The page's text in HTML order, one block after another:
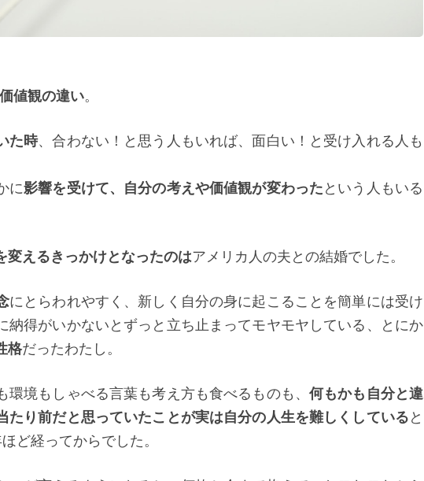
値観の違い。
た時、合わない！と思う人もいれば、面白い！と受け入れる人も
に影響を受けて、自分の考えや価値観が変わったという人もいる
変えるきっかけとなったのはアメリカ人の夫との結婚でした。
にとらわれやすく、新しく自分の身に起こることを簡単には受け
納得がいかないとずっと立ち止まってモヤモヤしている、とにか
格だったわたし。
境もしゃべる言葉も考え方も食べるものも、 何もかも自分と違
たり前だと思っていたことが実は自分の人生を難しくしていると
ど経ってからでした。